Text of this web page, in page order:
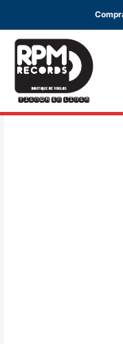
contenido